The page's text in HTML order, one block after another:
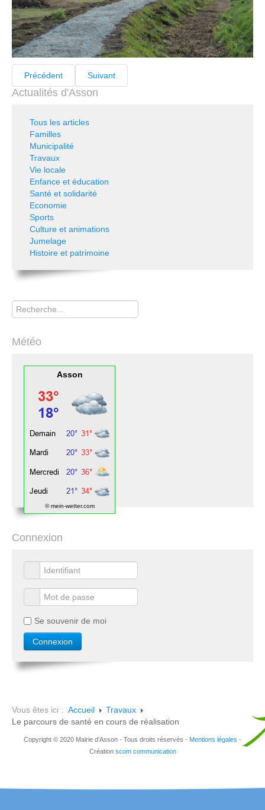
Précédent Suivant
Actualités d'Asson
Tous les articles
Familles
Municipalité
Travaux
Vie locale
Enfance et éducation
Santé et solidarité
Economie
Sports
Culture et animations
Jumelage
Histoire et patrimoine
Rechercher
Météo
Asson
© mein-wetter.com
Connexion
Se souvenir de moi
Vous êtes ici : Accueil
Travaux
Le parcours de santé en cours de réalisation
Copyright © 2020 Mairie d'Asson - Tous droits réservés - Mentions légales -
Création scom communication